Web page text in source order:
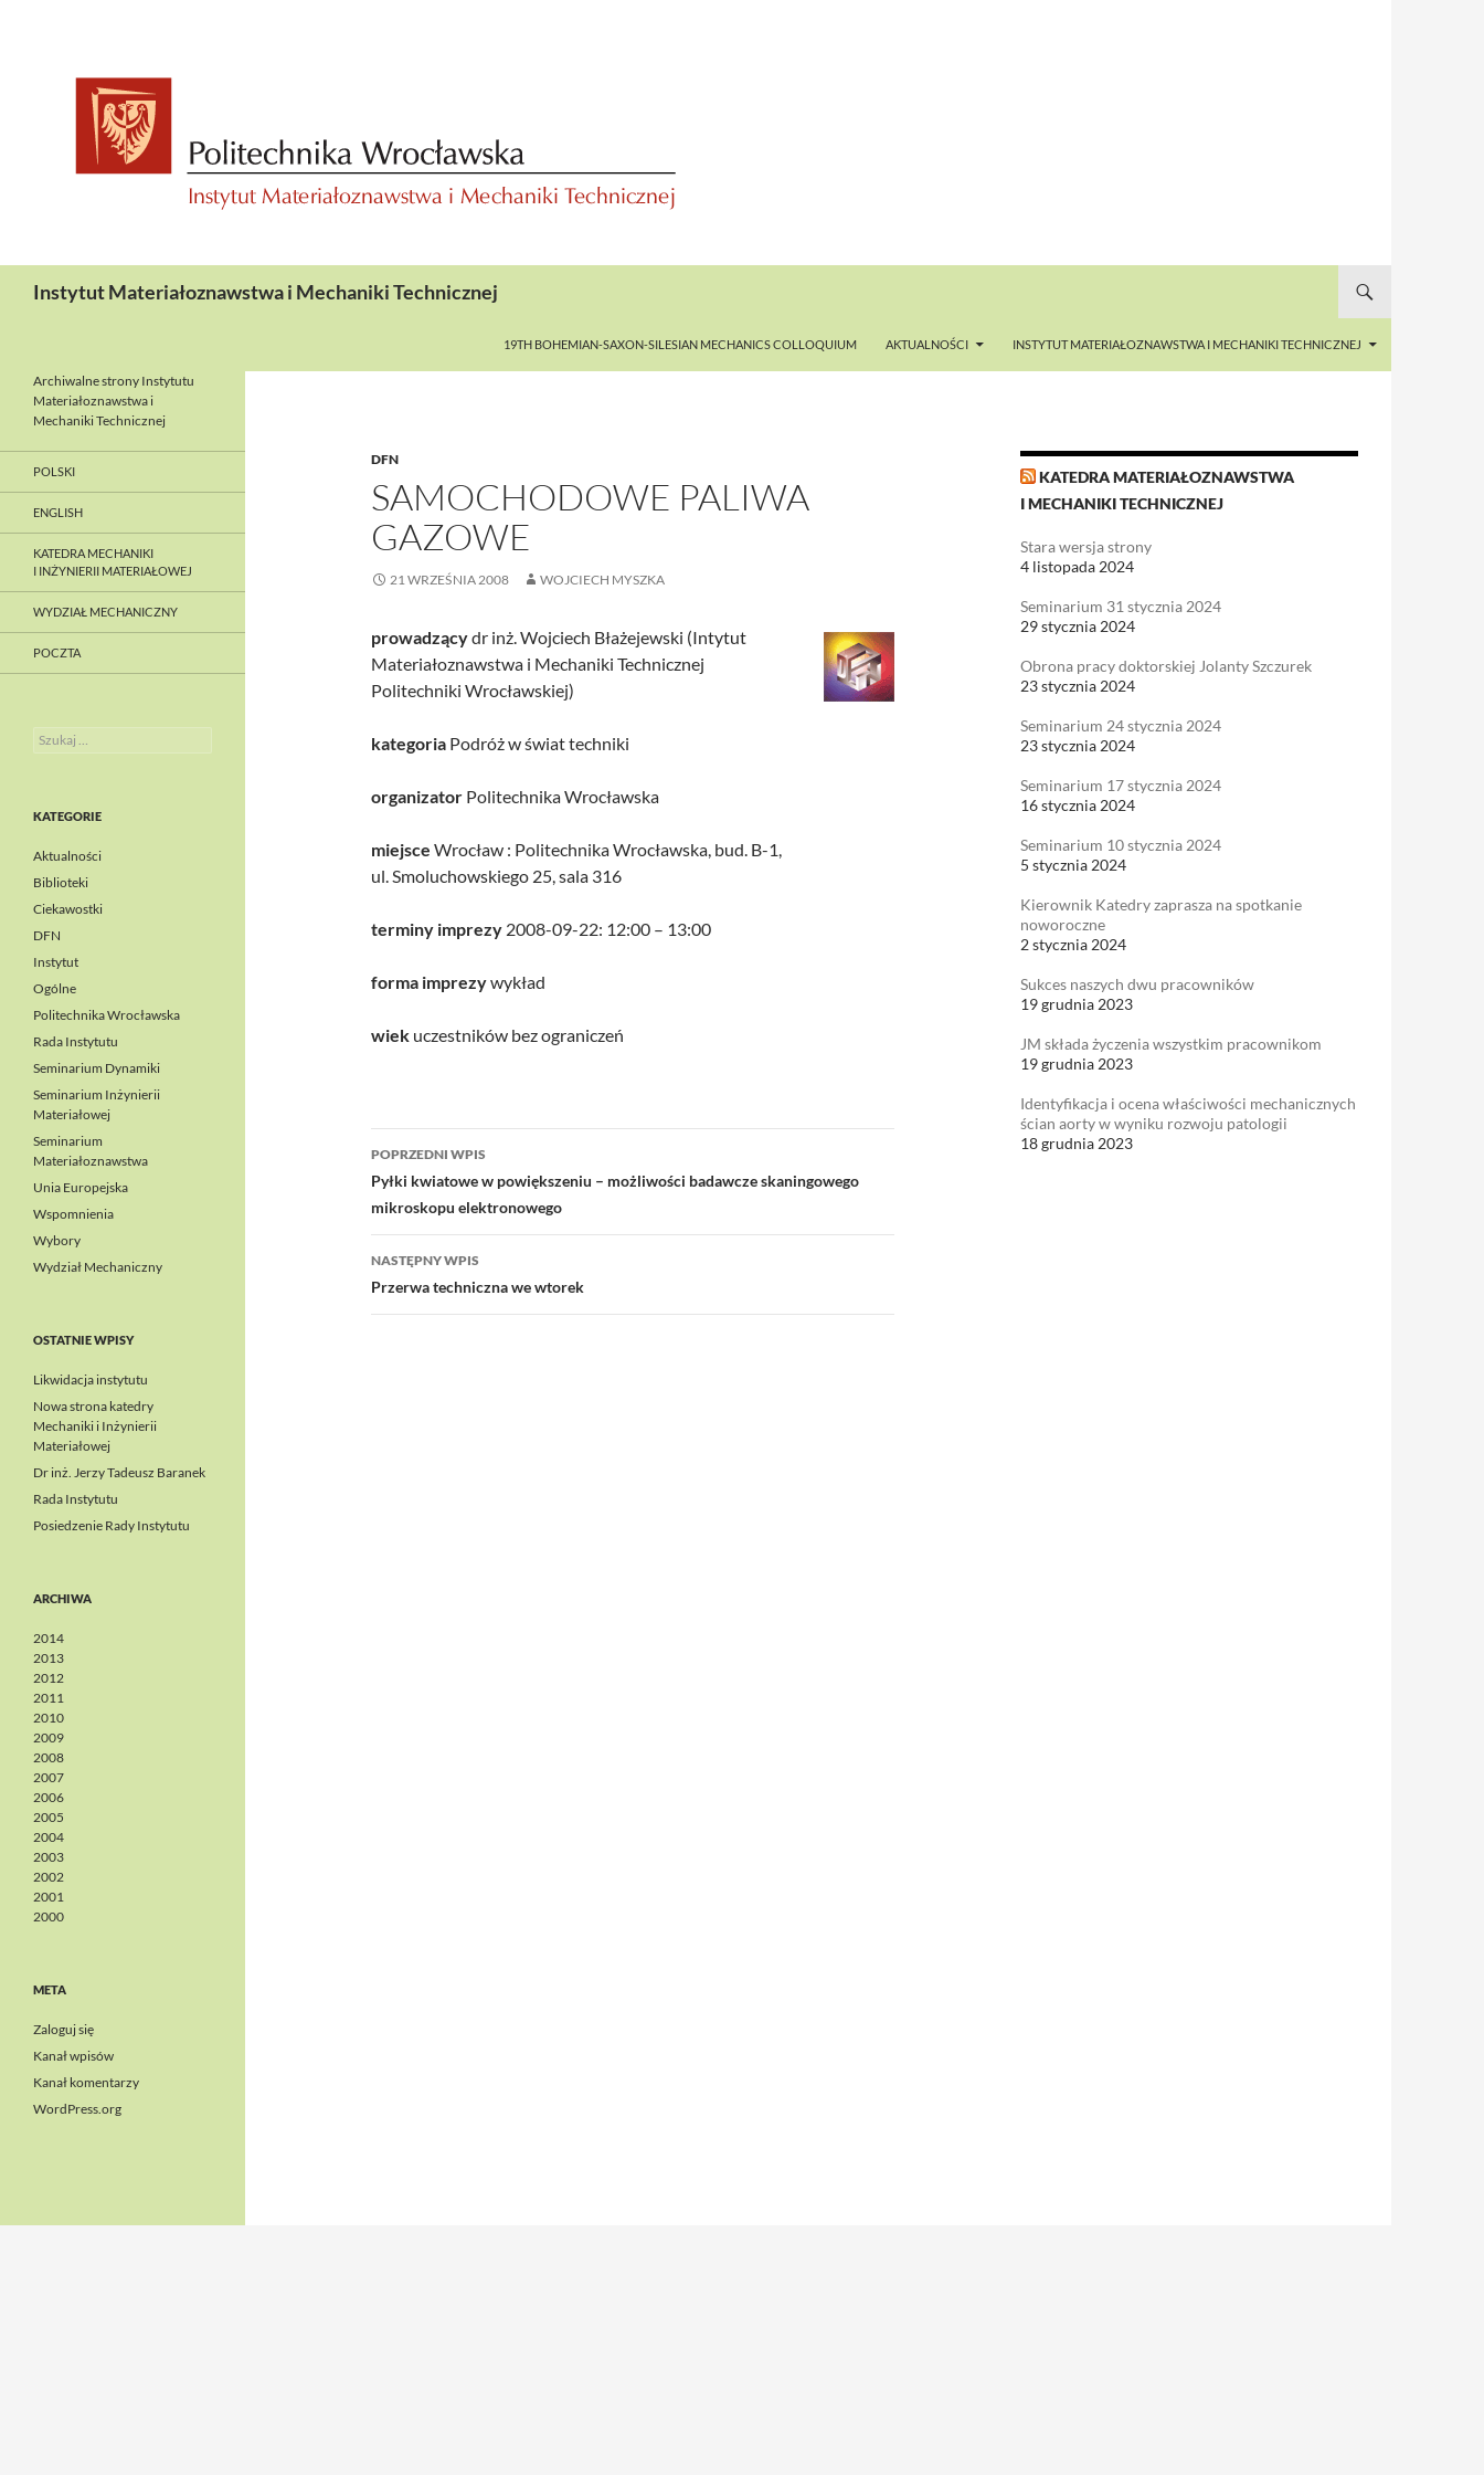
Instytut Materiałoznawstwa i Mechaniki Technicznej
19TH BOHEMIAN-SAXON-SILESIAN MECHANICS COLLOQUIUM AKTUALNOŚCI INSTYTUT MATERIAŁOZNAWSTWA I MECHANIKI TECHNICZNEJ
DFN
SAMOCHODOWE PALIWA
GAZOWE
21 WRZEŚNIA 2008 WOJCIECH MYSZKA
prowadzącydr inż. Wojciech Błażejewski (Intytut
Materiałoznawstwa i Mechaniki Technicznej
Politechniki Wrocławskiej)
kategoria Podróż w świat techniki
organizator Politechnika Wrocławska
miejsce Wrocław : Politechnika Wrocławska, bud. B-1,
ul. Smoluchowskiego 25, sala 316
terminy imprezy 2008-09-22: 12:00 – 13:00
forma imprezywykład
wiek uczestników bez ograniczeń
Nawigacja
wpisu
POPRZEDNI WPIS
Pyłki kwiatowe w powiększeniu – możliwości badawcze skaningowego
mikroskopu elektronowego
NASTĘPNY WPIS
Przerwa techniczna we wtorek
KATEDRA MATERIAŁOZNAWSTWA
I MECHANIKI TECHNICZNEJ
Stara wersja strony
4 listopada 2024
Seminarium 31 stycznia 2024
29 stycznia 2024
Obrona pracy doktorskiej Jolanty Szczurek
23 stycznia 2024
Seminarium 24 stycznia 2024
23 stycznia 2024
Seminarium 17 stycznia 2024
16 stycznia 2024
Seminarium 10 stycznia 2024
5 stycznia 2024
Kierownik Katedry zaprasza na spotkanie
noworoczne
2 stycznia 2024
Sukces naszych dwu pracowników
19 grudnia 2023
JM składa życzenia wszystkim pracownikom
19 grudnia 2023
Identyfikacja i ocena właściwości mechanicznych
ścian aorty w wyniku rozwoju patologii
18 grudnia 2023
Archiwalne strony Instytutu
Materiałoznawstwa i
Mechaniki Technicznej
POLSKI
ENGLISH
KATEDRA MECHANIKI
I INŻYNIERII MATERIAŁOWEJ
WYDZIAŁ MECHANICZNY
POCZTA
Szukaj:
KATEGORIE
Aktualności
Biblioteki
Ciekawostki
DFN
Instytut
Ogólne
Politechnika Wrocławska
Rada Instytutu
Seminarium Dynamiki
Seminarium Inżynierii
Materiałowej
Seminarium
Materiałoznawstwa
Unia Europejska
Wspomnienia
Wybory
Wydział Mechaniczny
OSTATNIE WPISY
Likwidacja instytutu
Nowa strona katedry
Mechaniki i Inżynierii
Materiałowej
Dr inż. Jerzy Tadeusz Baranek
Rada Instytutu
Posiedzenie Rady Instytutu
ARCHIWA
2014
2013
2012
2011
2010
2009
2008
2007
2006
2005
2004
2003
2002
2001
2000
META
Zaloguj się
Kanał wpisów
Kanał komentarzy
WordPress.org